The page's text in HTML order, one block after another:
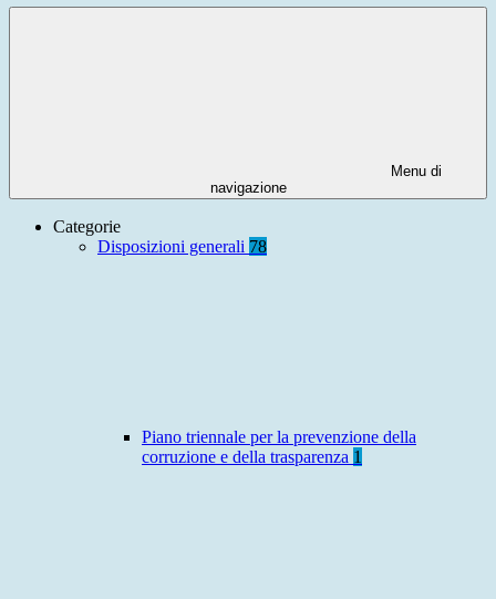
Menu di
navigazione
Categorie
Disposizioni generali 78
Piano triennale per la prevenzione della
corruzione e della trasparenza 1